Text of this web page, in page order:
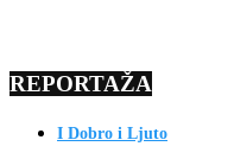
REPORTAŽA
I Dobro i Ljuto